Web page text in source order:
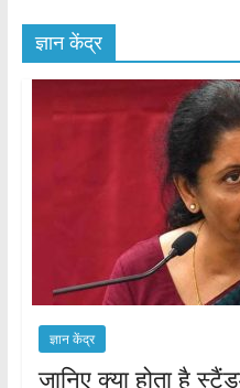
ज्ञान केंद्र
ज्ञान केंद्र
जानिए क्या होता है